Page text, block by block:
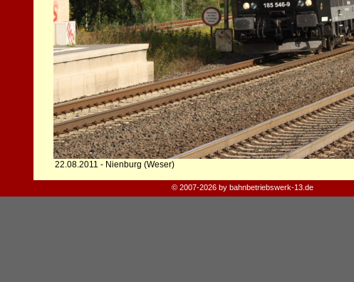
22.08.2011 - Nienburg (Weser)
© 2007-2026 by bahnbetriebswerk-13.de